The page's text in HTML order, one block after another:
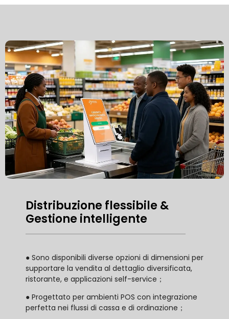
Distribuzione flessibile &
Gestione intelligente
● Sono disponibili diverse opzioni di dimensioni per
supportare la vendita al dettaglio diversificata,
ristorante, e applicazioni self-service；
● Progettato per ambienti POS con integrazione
perfetta nei flussi di cassa e di ordinazione；